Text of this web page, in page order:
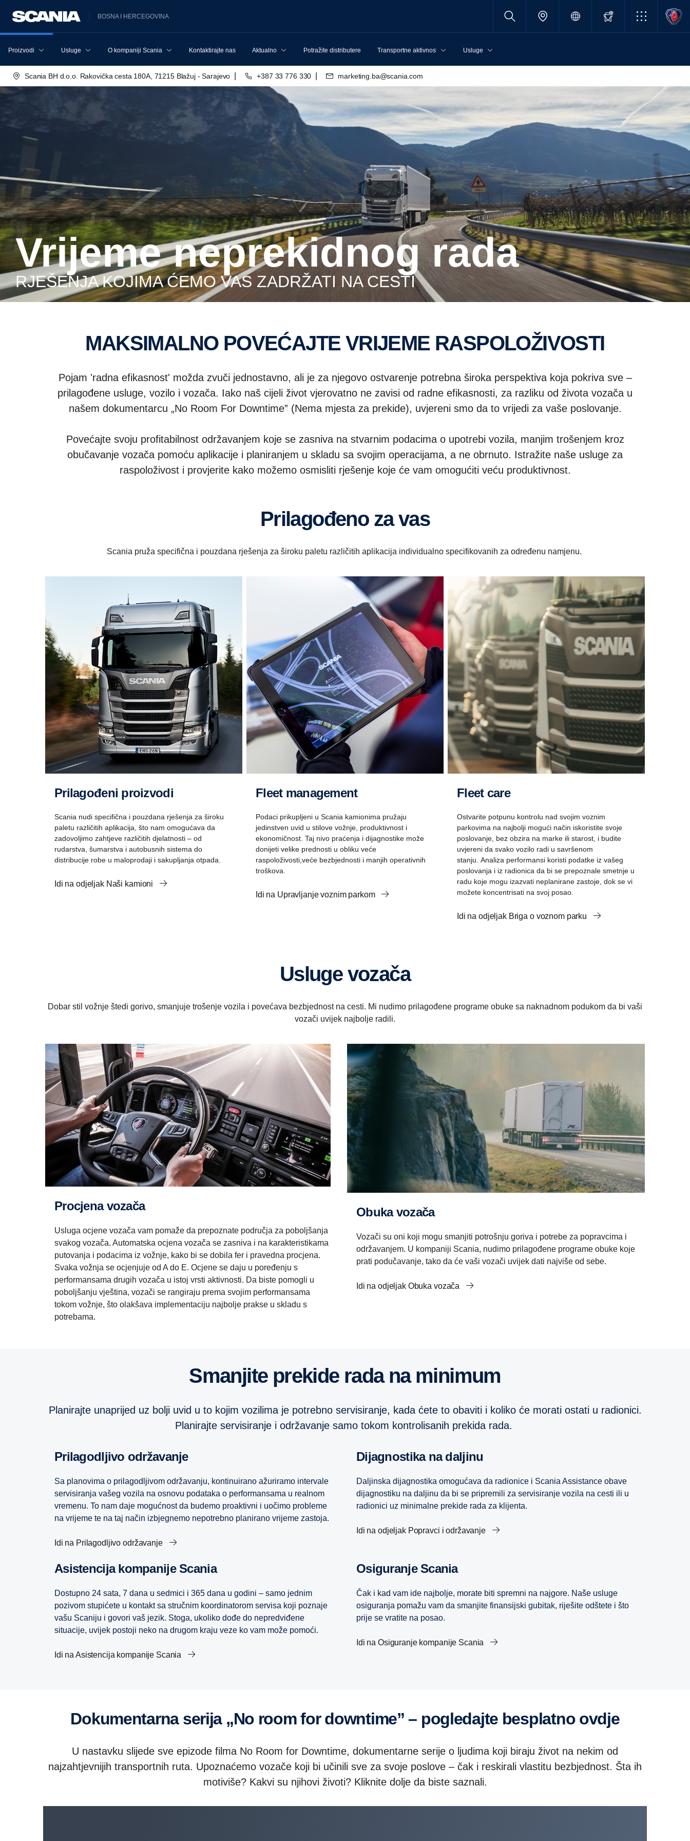
BOSNA I HERCEGOVINA
Proizvodi Usluge O kompaniji Scania Kontaktirajte nas Aktualno Potražite distributere Transportne aktivnosti Usluge
Scania BH d.o.o. Rakovička cesta 180A, 71215 Blažuj - Sarajevo +387 33 776 330 marketing.ba@scania.com
Vrijeme neprekidnog rada
RJEŠENJA KOJIMA ĆEMO VAS ZADRŽATI NA CESTI
MAKSIMALNO POVEĆAJTE VRIJEME RASPOLOŽIVOSTI
Pojam 'radna efikasnost' možda zvuči jednostavno, ali je za njegovo ostvarenje potrebna široka perspektiva koja pokriva sve –
prilagođene usluge, vozilo i vozača. Iako naš cijeli život vjerovatno ne zavisi od radne efikasnosti, za razliku od života vozača u
našem dokumentarcu „No Room For Downtime” (Nema mjesta za prekide), uvjereni smo da to vrijedi za vaše poslovanje.
Povećajte svoju profitabilnost održavanjem koje se zasniva na stvarnim podacima o upotrebi vozila, manjim trošenjem kroz
obučavanje vozača pomoću aplikacije i planiranjem u skladu sa svojim operacijama, a ne obrnuto. Istražite naše usluge za
raspoloživost i provjerite kako možemo osmisliti rješenje koje će vam omogućiti veću produktivnost.
Prilagođeno za vas
Scania pruža specifična i pouzdana rješenja za široku paletu različitih aplikacija individualno specifikovanih za određenu namjenu.
Prilagođeni proizvodi
Scania nudi specifična i pouzdana rješenja za široku
paletu različitih aplikacija, što nam omogućava da
zadovoljimo zahtjeve različitih djelatnosti – od
rudarstva, šumarstva i autobusnih sistema do
distribucije robe u maloprodaji i sakupljanja otpada.
Idi na odjeljak Naši kamioni
Fleet management
Podaci prikupljeni u Scania kamionima pružaju
jedinstven uvid u stilove vožnje, produktivnost i
ekonomičnost. Taj nivo praćenja i dijagnostike može
donijeti velike prednosti u obliku veće
raspoloživosti,veće bezbjednosti i manjih operativnih
troškova.
Idi na Upravljanje voznim parkom
Fleet care
Ostvarite potpunu kontrolu nad svojim voznim
parkovima na najbolji mogući način iskoristite svoje
poslovanje, bez obzira na marke ili starost, i budite
uvjereni da svako vozilo radi u savršenom
stanju. Analiza performansi koristi podatke iz vašeg
poslovanja i iz radionica da bi se prepoznale smetnje u
radu koje mogu izazvati neplanirane zastoje, dok se vi
možete koncentrisati na svoj posao.
Idi na odjeljak Briga o voznom parku
Usluge vozača
Dobar stil vožnje štedi gorivo, smanjuje trošenje vozila i povećava bezbjednost na cesti. Mi nudimo prilagođene programe obuke sa naknadnom podukom da bi vaši
vozači uvijek najbolje radili.
Procjena vozača
Usluga ocjene vozača vam pomaže da prepoznate područja za poboljšanja
svakog vozača. Automatska ocjena vozača se zasniva i na karakteristikama
putovanja i podacima iz vožnje, kako bi se dobila fer i pravedna procjena.
Svaka vožnja se ocjenjuje od A do E. Ocjene se daju u poređenju s
performansama drugih vozača u istoj vrsti aktivnosti. Da biste pomogli u
poboljšanju vještina, vozači se rangiraju prema svojim performansama
tokom vožnje, što olakšava implementaciju najbolje prakse u skladu s
potrebama.
Obuka vozača
Vozači su oni koji mogu smanjiti potrošnju goriva i potrebe za popravcima i
održavanjem. U kompaniji Scania, nudimo prilagođene programe obuke koje
prati podučavanje, tako da će vaši vozači uvijek dati najviše od sebe.
Idi na odjeljak Obuka vozača
Smanjite prekide rada na minimum
Planirajte unaprijed uz bolji uvid u to kojim vozilima je potrebno servisiranje, kada ćete to obaviti i koliko će morati ostati u radionici.
Planirajte servisiranje i održavanje samo tokom kontrolisanih prekida rada.
Prilagodljivo održavanje
Sa planovima o prilagodljivom održavanju, kontinuirano ažuriramo intervale
servisiranja vašeg vozila na osnovu podataka o performansama u realnom
vremenu. To nam daje mogućnost da budemo proaktivni i uočimo probleme
na vrijeme te na taj način izbjegnemo nepotrebno planirano vrijeme zastoja.
Idi na Prilagodljivo održavanje
Dijagnostika na daljinu
Daljinska dijagnostika omogućava da radionice i Scania Assistance obave
dijagnostiku na daljinu da bi se pripremili za servisiranje vozila na cesti ili u
radionici uz minimalne prekide rada za klijenta.
Idi na odjeljak Popravci i održavanje
Asistencija kompanije Scania
Dostupno 24 sata, 7 dana u sedmici i 365 dana u godini – samo jednim
pozivom stupićete u kontakt sa stručnim koordinatorom servisa koji poznaje
vašu Scaniju i govori vaš jezik. Stoga, ukoliko dođe do nepredviđene
situacije, uvijek postoji neko na drugom kraju veze ko vam može pomoći.
Idi na Asistencija kompanije Scania
Osiguranje Scania
Čak i kad vam ide najbolje, morate biti spremni na najgore. Naše usluge
osiguranja pomažu vam da smanjite finansijski gubitak, riješite odštete i što
prije se vratite na posao.
Idi na Osiguranje kompanije Scania
Dokumentarna serija „No room for downtime” – pogledajte besplatno ovdje
U nastavku slijede sve epizode filma No Room for Downtime, dokumentarne serije o ljudima koji biraju život na nekim od
najzahtjevnijih transportnih ruta. Upoznaćemo vozače koji bi učinili sve za svoje poslove – čak i reskirali vlastitu bezbjednost. Šta ih
motiviše? Kakvi su njihovi životi? Kliknite dolje da biste saznali.